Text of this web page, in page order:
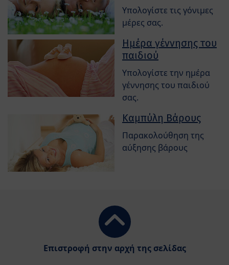
Υπολογίστε τις γόνιμες
μέρες σας.
Ημέρα γέννησης του
παιδιού
Υπολογίστε την ημέρα
γέννησης του παιδιού
σας.
Καμπύλη Βάρους
Παρακολούθηση της
αύξησης βάρους
Επιστροφή στην αρχή της σελίδας